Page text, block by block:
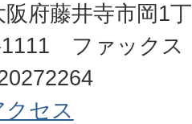
府藤井寺市岡1
1111 ファックス
セス